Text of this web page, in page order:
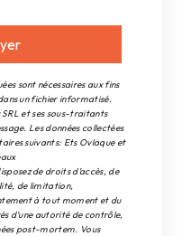
sont nécessaires aux fins
un fichier informatisé.
SRL et ses sous-traitants
Les données collectées
suivants: Ets Ovlaque et
de droits d’accès, de
de limitation,
à tout moment et du
d’une autorité de contrôle,
post-mortem. Vous